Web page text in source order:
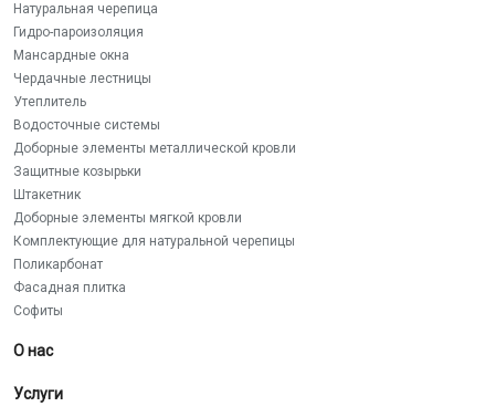
Натуральная черепица
Гидро-пароизоляция
Мансардные окна
Чердачные лестницы
Утеплитель
Водосточные системы
Доборные элементы металлической кровли
Защитные козырьки
Штакетник
Доборные элементы мягкой кровли
Комплектующие для натуральной черепицы
Поликарбонат
Фасадная плитка
Софиты
О нас
Услуги